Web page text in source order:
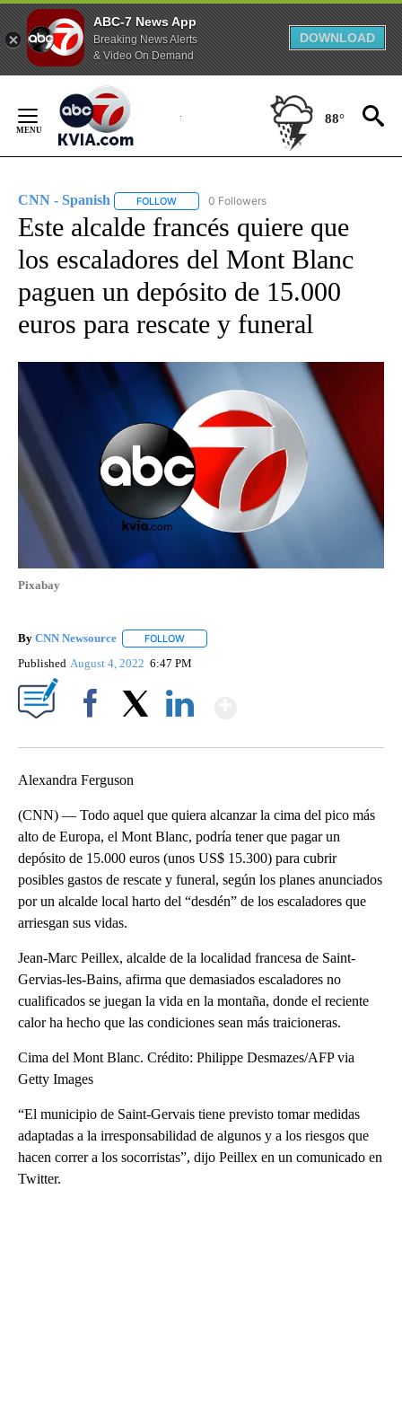
ABC-7 News App
Breaking News Alerts
& Video On Demand
DOWNLOAD
Content
88°
CNN - Spanish FOLLOW FOLLOW "CNN - SPANISH" TO RECEIVE
0 Followers
Este alcalde francés quiere que
los escaladores del Mont Blanc
paguen un depósito de 15.000
euros para rescate y funeral
Pixabay
By CNN Newsource FOLLOW
Published August 4, 2022 6:47 PM
Alexandra Ferguson
(CNN) — Todo aquel que quiera alcanzar la cima del pico más
alto de Europa, el Mont Blanc, podría tener que pagar un
depósito de 15.000 euros (unos US$ 15.300) para cubrir
posibles gastos de rescate y funeral, según los planes anunciados
por un alcalde local harto del “desdén” de los escaladores que
arriesgan sus vidas.
Jean-Marc Peillex, alcalde de la localidad francesa de Saint-
Gervias-les-Bains, afirma que demasiados escaladores no
cualificados se juegan la vida en la montaña, donde el reciente
calor ha hecho que las condiciones sean más traicioneras.
Cima del Mont Blanc. Crédito: Philippe Desmazes/AFP via
Getty Images
“El municipio de Saint-Gervais tiene previsto tomar medidas
adaptadas a la irresponsabilidad de algunos y a los riesgos que
hacen correr a los socorristas”, dijo Peillex en un comunicado en
Twitter.